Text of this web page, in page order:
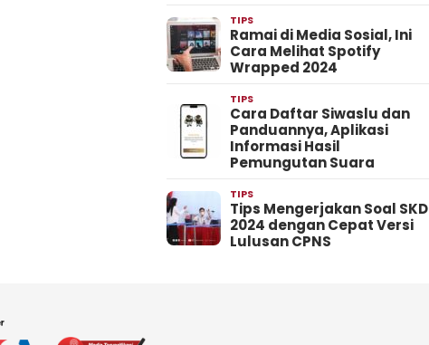
TIPS
Ramai di Media Sosial, Ini
Cara Melihat Spotify
Wrapped 2024
TIPS
Cara Daftar Siwaslu dan
Panduannya, Aplikasi
Informasi Hasil
Pemungutan Suara
TIPS
Tips Mengerjakan Soal SKD
2024 dengan Cepat Versi
Lulusan CPNS